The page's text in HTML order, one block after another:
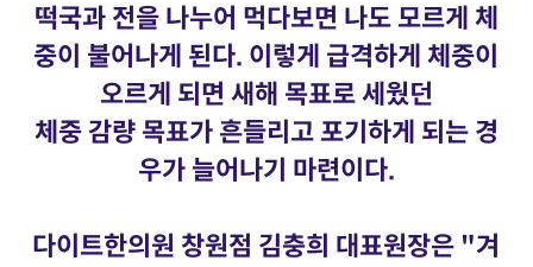
떡국과 전을 나누어 먹다보면 나도 모르게 체
중이 불어나게 된다. 이렇게 급격하게 체중이
오르게 되면 새해 목표로 세웠던
체중 감량 목표가 흔들리고 포기하게 되는 경
우가 늘어나기 마련이다.
다이트한의원 창원점 김충희 대표원장은 "겨